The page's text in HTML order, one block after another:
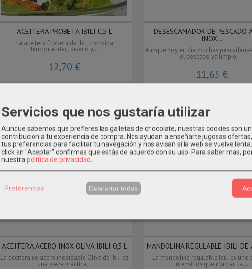
ACEITERA PROBETA IBILI 0,5 L
La aceitera Probeta de Ibili combina
funcionalidad, diseño y...
12,70 €
DESESCAMADOR DE PESCADO
INOX...
Aunque hoy en día muchas
el pescado ya limpio,...
11,65 €
ACEITERA ACERO INOX OLIVA IBILI 0,5 L
La aceitera de acero inoxidable Oliva de Ibili es
una pieza práctica...
MANDOLINA REGULABLE IBILI DE
La mandolina regulable Ibili es uno
utensilios que marcan la...
Servicios que nos gustaría utilizar
Aunque sabemos que prefieres las galletas de chocolate, nuestras cookies son
contribución a tu experiencia de compra. Nos ayudan a enseñarte jugosas
tus preferencias para facilitar tu navegación y nos avisan si la web se vuelve
click en "Aceptar" confirmas que estás de acuerdo con su uso. Para saber más,
nuestra política de privacidad
Preferencias Descartar todas